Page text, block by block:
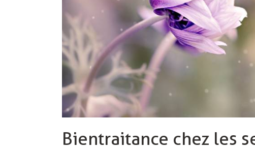
Bientraitance chez les